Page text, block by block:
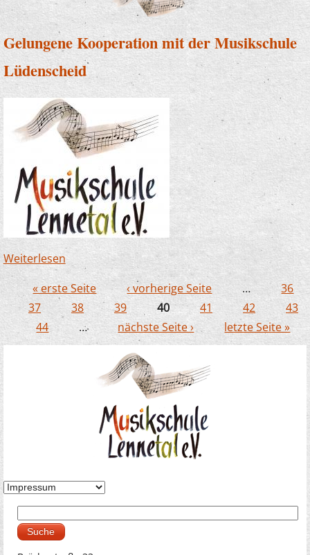
Gelungene Kooperation mit der Musikschule
Lüdenscheid
Weiterlesen über Gelungene Kooperation mit der
Musikschule Lüdenscheid
Seiten
« erste Seite ‹ vorherige Seite …
36
37
38 39 40 41 42
43
44
… nächste Seite › letzte Seite »
Suchformular